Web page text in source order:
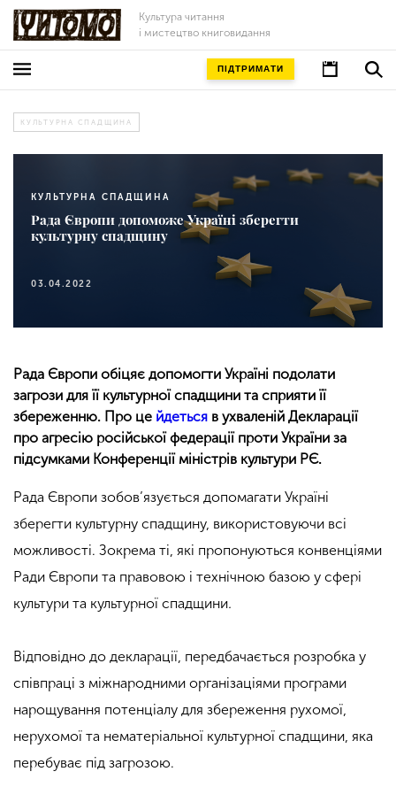
Культура читання
і мистецтво книговидання
ПІДТРИМАТИ
КУЛЬТУРНА СПАДЩИНА
КУЛЬТУРНА СПАДЩИНА
Рада Європи допоможе Україні зберегти
культурну спадщину
03.04.2022
Рада Європи обіцяє допомогти Україні подолати
загрози для її культурної спадщини та сприяти її
збереженню. Про це йдеться в ухваленій Декларації
про агресію російської федерації проти України за
підсумками Конференції міністрів культури РЄ.
Рада Європи зобов’язується допомагати Україні
зберегти культурну спадщину, використовуючи всі
можливості. Зокрема ті, які пропонуються конвенціями
Ради Європи та правовою і технічною базою у сфері
культури та культурної спадщини.
Відповідно до декларації, передбачається розробка у
співпраці з міжнародними організаціями програми
нарощування потенціалу для збереження рухомої,
нерухомої та нематеріальної культурної спадщини, яка
перебуває під загрозою.